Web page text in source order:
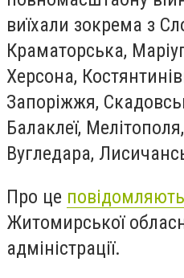
виїхали зокрема з
Краматорська,
Херсона,
Запоріжжя,
Балаклеї,
Вугледара,
Про це повідомляють
Житомирської
адміністрації.